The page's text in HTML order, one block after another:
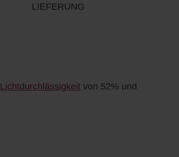
LIEFERUNG
Lichtdurchlässigkeit von 52% und